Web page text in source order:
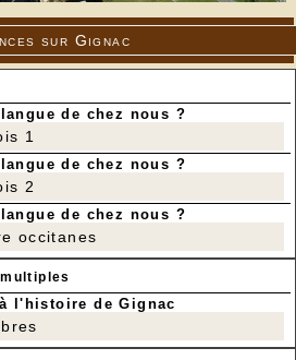
sur Gignac
de chez nous ?
1
de chez nous ?
2
de chez nous ?
occitanes
l'histoire de Gignac